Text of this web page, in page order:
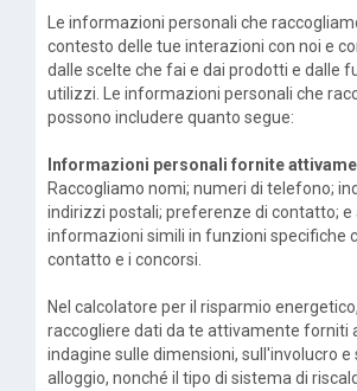
Le informazioni personali che
contesto delle tue interazioni con noi e
dalle scelte che fai e dai prodotti e dalle
utilizzi. Le informazioni personali che
possono includere quanto segue:
Informazioni personali fornite
Raccogliamo nomi; numeri di telefono;
indirizzi postali; preferenze di contatto; e
informazioni simili in funzioni specifiche
contatto e i concorsi.
Nel calcolatore per il risparmio
raccogliere dati da te attivamente forniti
indagine sulle dimensioni, sull'involucro
alloggio, nonché il tipo di sistema di